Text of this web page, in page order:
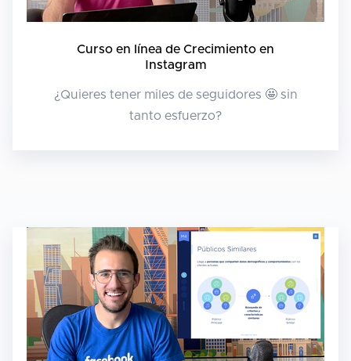
Curso en línea de Crecimiento en
Instagram
¿Quieres tener miles de seguidores 🤩 sin
tanto esfuerzo?